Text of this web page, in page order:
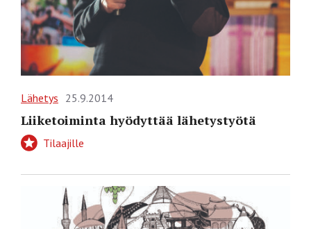
Lähetys 25.9.2014
Liiketoiminta hyödyttää lähetystyötä
Tilaajille